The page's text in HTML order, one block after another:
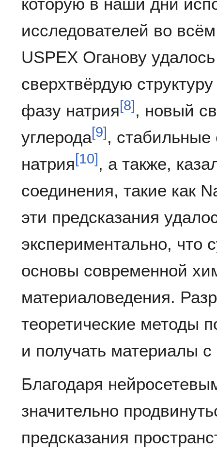
исследователей во
USPEX Оганову
сверхтвёрдую
фазу натрия[8] , новый
углерода[9] , стабильные
натрия[10] , а также,
соединения, такие как
эти предсказания
экспериментально, что
основы современной
материаловедения.
теоретические методы
и получать материалы
Благодаря
значительно
предсказания